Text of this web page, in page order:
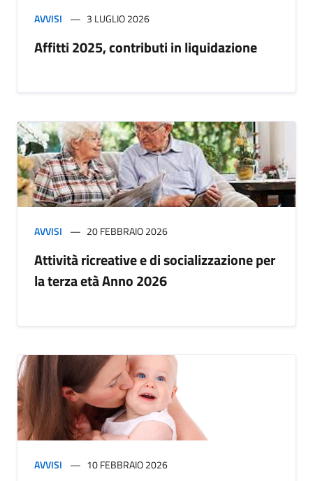
AVVISI 3 LUGLIO 2026
Affitti 2025, contributi in liquidazione
AVVISI 20 FEBBRAIO 2026
Attività ricreative e di socializzazione per
la terza età Anno 2026
AVVISI 10 FEBBRAIO 2026